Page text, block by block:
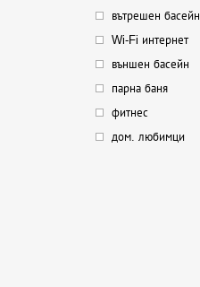
вътрешен басейн
Wi-Fi интернет
външен басейн
парна баня
фитнес
дом. любимци